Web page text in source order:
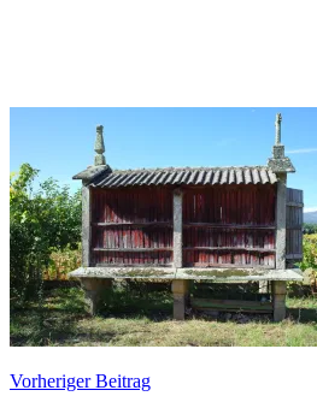
Beitragsnavigation
Vorheriger Beitrag